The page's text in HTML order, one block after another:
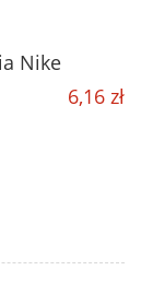
Nike
6,16 zł